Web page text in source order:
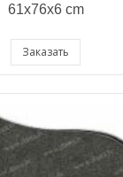
61x76x6 cm
Заказать